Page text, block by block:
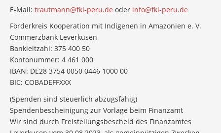
E-Mail: trautmann@fki-peru.de oder info@fki-peru.de
Förderkreis Kooperation mit Indigenen in Amazonien e. V.
Commerzbank Leverkusen
Bankleitzahl: 375 400 50
Kontonummer: 4 461 000
IBAN: DE28 3754 0050 0446 1000 00
BIC: COBADEFFXXX
(Spenden sind steuerlich abzugsfähig)
Spendenbescheinigung zur Vorlage beim Finanzamt
Wir sind durch Freistellungsbescheid des Finanzamtes